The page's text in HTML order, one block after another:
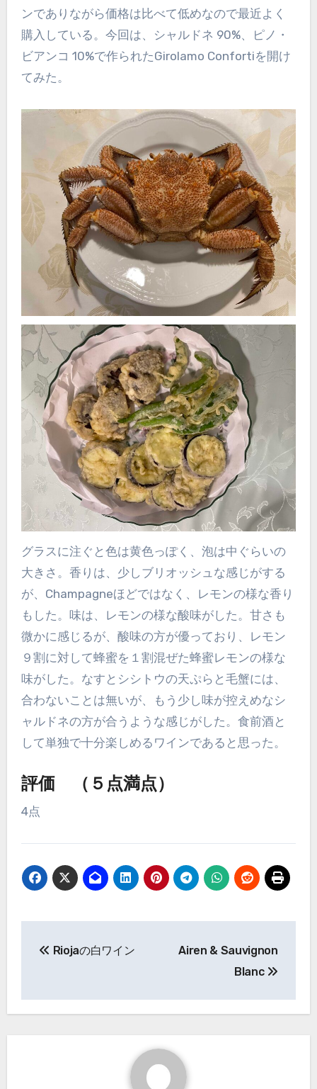
ンでありながら価格は比べて低めなので最近よく
購入している。今回は、シャルドネ 90%、ピノ・
ビアンコ 10%で作られたGirolamo Confortiを開け
てみた。
グラスに注ぐと色は黄色っぽく、泡は中ぐらいの
大きさ。香りは、少しブリオッシュな感じがする
が、Champagneほどではなく、レモンの様な香り
もした。味は、レモンの様な酸味がした。甘さも
微かに感じるが、酸味の方が優っており、レモン
９割に対して蜂蜜を１割混ぜた蜂蜜レモンの様な
味がした。なすとシシトウの天ぷらと毛蟹には、
合わないことは無いが、もう少し味が控えめなシ
ャルドネの方が合うような感じがした。食前酒と
して単独で十分楽しめるワインであると思った。
評価 （５点満点）
4点
ビ
Riojaの白ワイン
Airen & Sauvignon
Blanc